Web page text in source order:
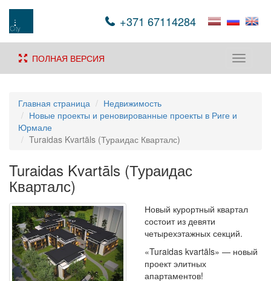
+371 67114284
Toggle
ПОЛНАЯ ВЕРСИЯ
Главная страница
Недвижимость
Новые проекты и реновированные проекты в Риге и
Юрмале
Turaidas Kvartāls (Тураидас Кварталс)
Turaidas Kvartāls (Тураидас
Кварталс)
Новый курортный квартал
состоит из девяти
четырехэтажных секций.
«Turaidas kvartāls» — новый
проект элитных
апартаментов!